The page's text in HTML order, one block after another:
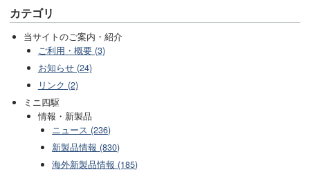
カテゴリ
当サイトのご案内・紹介
ご利用・概要 (3)
お知らせ (24)
リンク (2)
ミニ四駆
情報・新製品
ニュース (236)
新製品情報 (830)
海外新製品情報 (185)